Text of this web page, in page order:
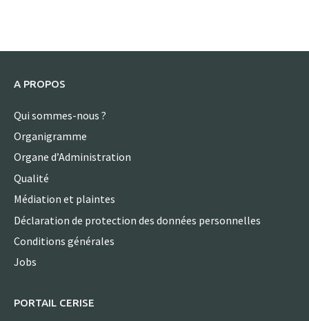
A PROPOS
Qui sommes-nous ?
Organigramme
Organe d’Administration
Qualité
Médiation et plaintes
Déclaration de protection des données personnelles
Conditions générales
Jobs
PORTAIL CERISE